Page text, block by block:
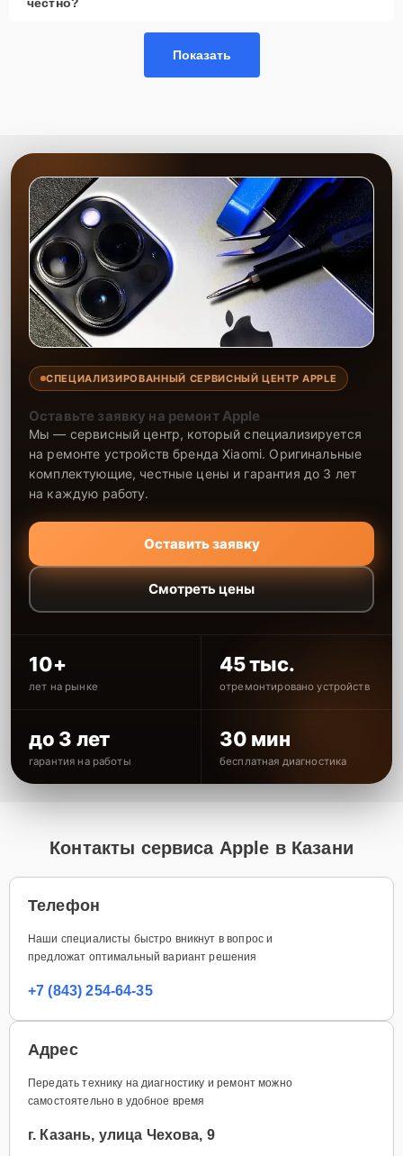
качественных запчастей, что позволяет продлить срок службы
вашего компьютера и предотвратить его перегрев. Все работы
предоставляется гарантия.
Показать
СПЕЦИАЛИЗИРОВАННЫЙ СЕРВИСНЫЙ ЦЕНТР APPLE
Оставьте заявку на ремонт Apple
Мы — сервисный центр, который специализируется
на ремонте устройств бренда Xiaomi. Оригинальные
комплектующие, честные цены и гарантия до 3 лет
на каждую работу.
Оставить заявку
Смотреть цены
10+
лет на рынке
45 тыс.
отремонтировано устройств
до 3 лет
гарантия на работы
30 мин
бесплатная диагностика
Контакты сервиса Apple в Казани
Телефон
Наши специалисты быстро вникнут в вопрос и
предложат оптимальный вариант решения
+7 (843) 254-64-35
Адрес
Передать технику на диагностику и ремонт можно
самостоятельно в удобное время
г. Казань, улица Чехова, 9